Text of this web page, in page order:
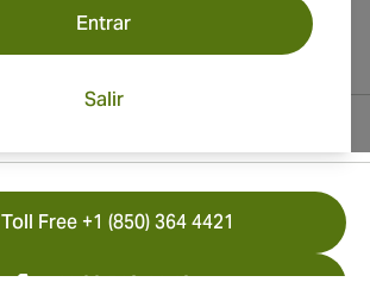
Entrar
Salir
Toll Free +1 (850) 364 4421
+41 22 518 44 43